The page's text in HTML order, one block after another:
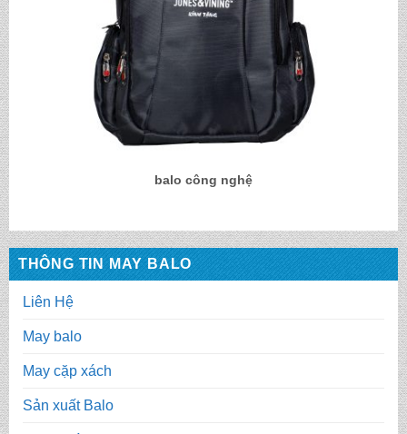
THÔNG TIN MAY BALO
Liên Hệ
May balo
May cặp xách
Sản xuất Balo
balo công nghệ